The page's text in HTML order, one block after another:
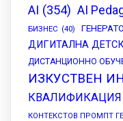
AI (354) AI
БИЗНЕС (40)
ДИГИТАЛНА
ДИСТАНЦИОННО
ИЗКУСТВЕН
КВАЛИФИКАЦИЯ
КОНТЕКСТОВ ПРОМПТ